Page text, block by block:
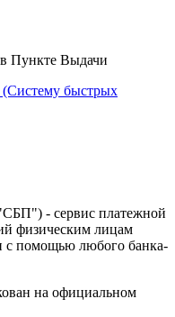
Пункте Выдачи
(Систему быстрых
- сервис платежной
физическим лицам
с помощью любого банка-
на официальном